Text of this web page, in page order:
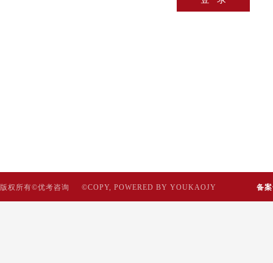
版权所有©优考咨询 ©COPY, POWERED BY YOUKAOJY 备